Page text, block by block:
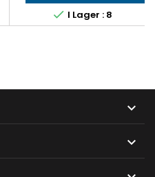
 I Lager : 8

